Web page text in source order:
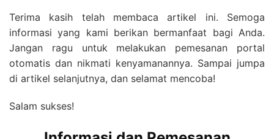
Terima kasih telah membaca artikel ini. Semoga
informasi yang kami berikan bermanfaat bagi Anda.
Jangan ragu untuk melakukan pemesanan portal
otomatis dan nikmati kenyamanannya. Sampai jumpa
di artikel selanjutnya, dan selamat mencoba!
Salam sukses!